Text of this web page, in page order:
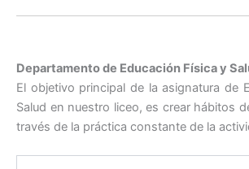
Departamento de Educación Física y
El objetivo principal de la asignatura de
Salud en nuestro liceo, es crear hábitos
través de la práctica constante de la